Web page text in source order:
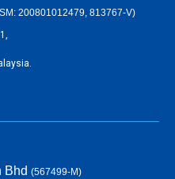
200801012479, 813767-V)
Bhd (567499-M)